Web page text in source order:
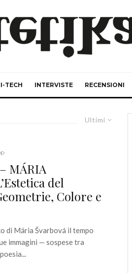
TECH INTERVISTE RECENSIONI
Ultimi
MÁRIA
del
Colore e
di Mária Švarbová il tempo
immagini — sospese tra